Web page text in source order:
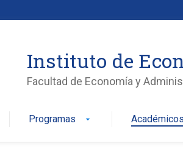
Instituto de
Facultad de Economía y
Programas arrow_drop_down